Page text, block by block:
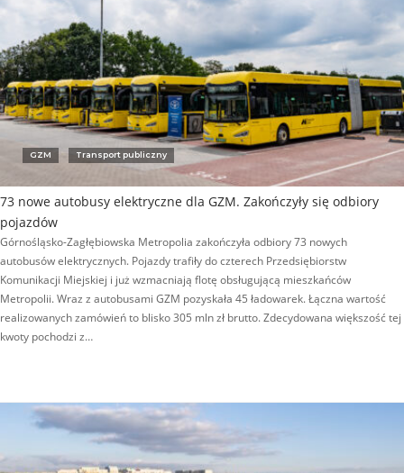
GZM Transport publiczny
73 nowe autobusy elektryczne dla GZM. Zakończyły się odbiory
pojazdów
Górnośląsko-Zagłębiowska Metropolia zakończyła odbiory 73 nowych
autobusów elektrycznych. Pojazdy trafiły do czterech Przedsiębiorstw
Komunikacji Miejskiej i już wzmacniają flotę obsługującą mieszkańców
Metropolii. Wraz z autobusami GZM pozyskała 45 ładowarek. Łączna wartość
realizowanych zamówień to blisko 305 mln zł brutto. Zdecydowana większość tej
kwoty pochodzi z…